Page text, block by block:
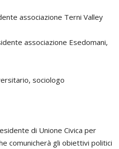
associazione Terni Valley
associazione Esedomani,
sociologo
di Unione Civica per
comunicherà gli obiettivi politici